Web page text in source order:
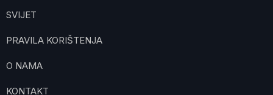
SVIJET
PRAVILA KORIŠTENJA
O NAMA
KONTAKT